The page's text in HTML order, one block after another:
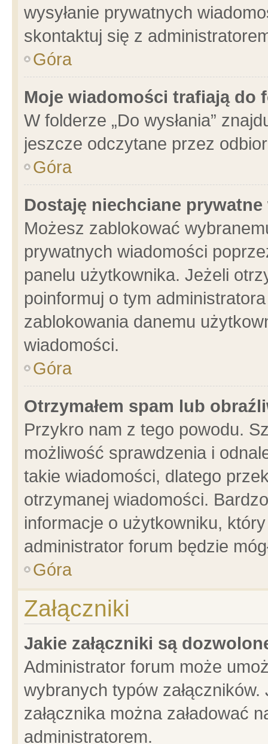
wysyłanie prywatnych
skontaktuj się z
Góra
Moje wiadomości trafiają do
W folderze „Do wysłania”
jeszcze odczytane przez
Góra
Dostaję niechciane
Możesz zablokować
prywatnych wiadomości
panelu użytkownika. Jeżeli
poinformuj o tym
zablokowania danemu
wiadomości.
Góra
Otrzymałem spam lub
Przykro nam z tego powodu.
możliwość sprawdzenia i
takie wiadomości, dlatego
otrzymanej wiadomości.
informacje o użytkowniku,
administrator forum będzie
Góra
Załączniki
Jakie załączniki są
Administrator forum może
wybranych typów
załącznika można załadować
administratorem.